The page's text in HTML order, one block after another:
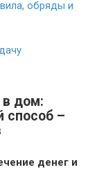
в дом:
способ –